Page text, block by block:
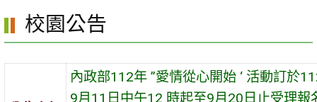
校園公告
內政部112年 ”愛情從心開始 ‘ 活動訂於
9月11日中午12 時起至9月20日止受理報